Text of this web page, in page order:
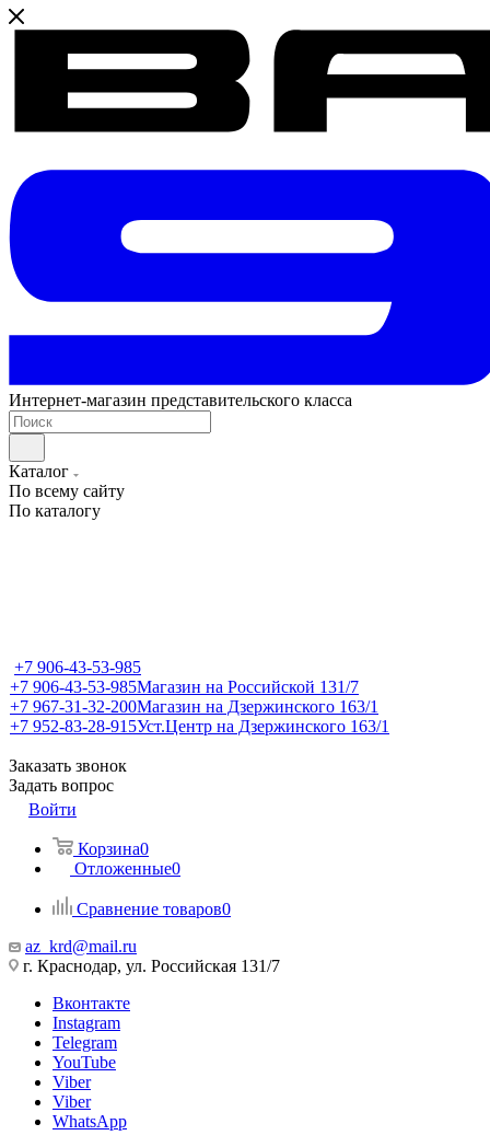
Интернет-магазин представительского класса
Каталог
По всему сайту
По каталогу
+7 906-43-53-985
+7 906-43-53-985Магазин на Российской 131/7
+7 967-31-32-200Магазин на Дзержинского 163/1
+7 952-83-28-915Уст.Центр на Дзержинского 163/1
Заказать звонок
Задать вопрос
Войти
Корзина0
Отложенные0
Сравнение товаров0
az_krd@mail.ru
г. Краснодар, ул. Российская 131/7
Вконтакте
Instagram
Telegram
YouTube
Viber
Viber
WhatsApp